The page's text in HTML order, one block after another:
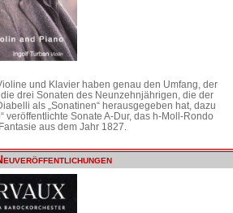
und Klavier haben genau den Umfang, der
drei Sonaten des Neunzehnjährigen, die der
als „Sonatinen“ herausgegeben hat, dazu
veröffentlichte Sonate A-Dur, das h-Moll-Rondo
aus dem Jahr 1827.